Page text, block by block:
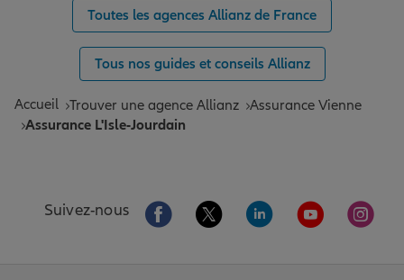
Toutes les agences Allianz de France
Tous nos guides et conseils Allianz
Accueil Trouver une agence Allianz Assurance Vienne
Assurance L'Isle-Jourdain
Suivez-nous Aller sur la page Facebook de Allianz
Aller sur la page Twitter de
Aller sur la page
Aller sur la
Aller